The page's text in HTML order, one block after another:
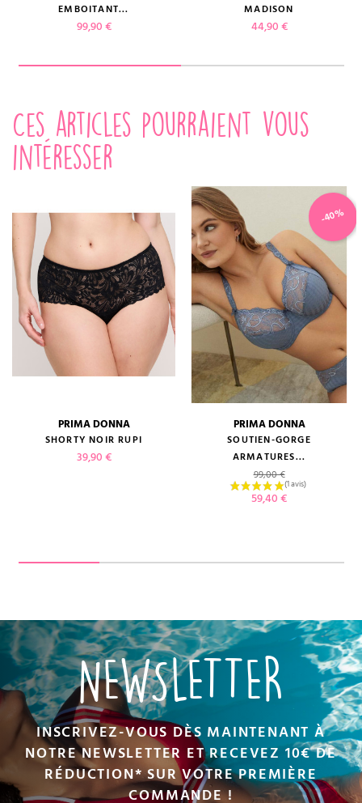
EMBOITANT...
Prix
99,90 €
MADISON
Prix
44,90 €
Ces articles pourraient vous
intéresser
PRIMA DONNA
SHORTY NOIR RUPI
Prix
39,90 €
PRIMA DONNA
SOUTIEN-GORGE
ARMATURES...
Prix de base
99,00 €
Prix
59,40 €
-40%
NEWSLETTER
INSCRIVEZ-VOUS DÈS MAINTENANT À
NOTRE NEWSLETTER ET RECEVEZ 10€ DE
RÉDUCTION* SUR VOTRE PREMIÈRE
COMMANDE !